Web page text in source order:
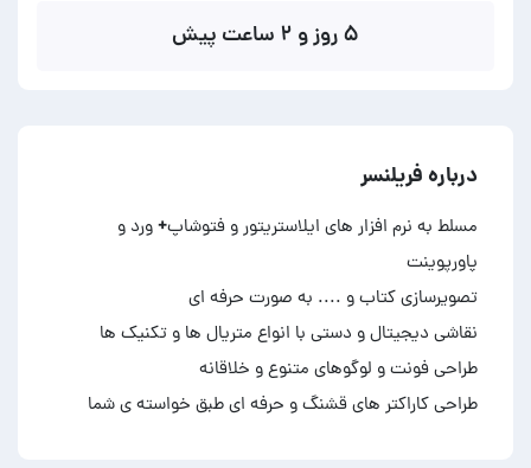
۵ روز و ۲ ساعت پیش
درباره فریلنسر
مسلط به نرم افزار های ایلاستریتور و فتوشاپ+ ورد و
طراحی کاراکتر های قشنگ و حرفه ای طبق خواسته ی شما